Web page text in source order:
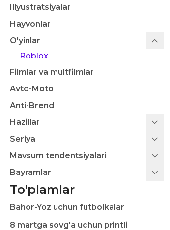
Illyustratsiyalar
Hayvonlar
O'yinlar
Roblox
Filmlar va multfilmlar
Avto-Moto
Anti-Brend
Hazillar
Seriya
Mavsum tendentsiyalari
Bayramlar
To'plamlar
Bahor-Yoz uchun futbolkalar
8 martga sovg'a uchun printli